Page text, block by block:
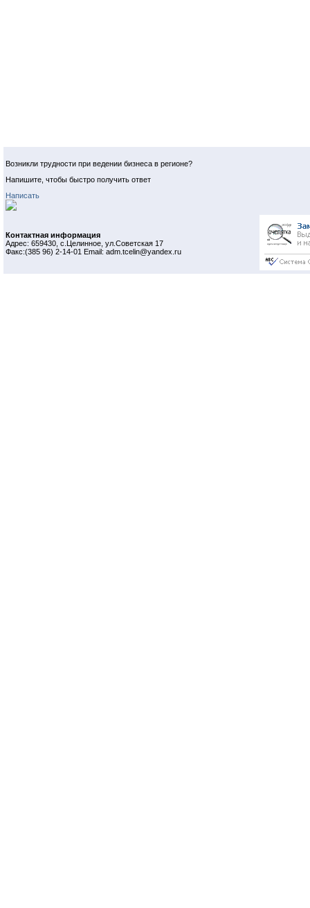
Возникли трудности при ведении бизнеса в регионе?
Напишите, чтобы быстро получить ответ
Написать
Контактная информация
Адрес: 659430, с.Целинное, ул.Советская 17
Факс:(385 96) 2-14-01 Email: adm.tcelin@yandex.ru